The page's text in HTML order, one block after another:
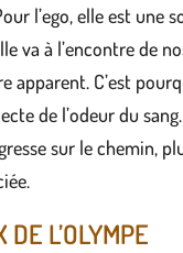
l’ego, elle est une
va à l’encontre de
apparent. C’est
de l’odeur du
sur le chemin,
DE L’OLYMPE